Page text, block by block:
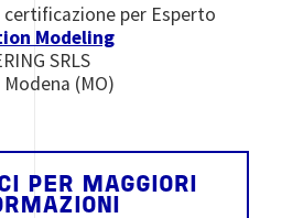
certificazione per Esperto
Modeling
SRLS
(MO)
PER MAGGIORI